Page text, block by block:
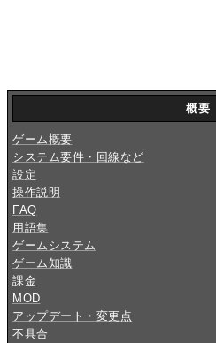
概要
ゲーム概要
システム要件・回線など
設定
操作説明
FAQ
用語集
ゲームシステム
ゲーム知識
課金
MOD
アップデート・変更点
不具合